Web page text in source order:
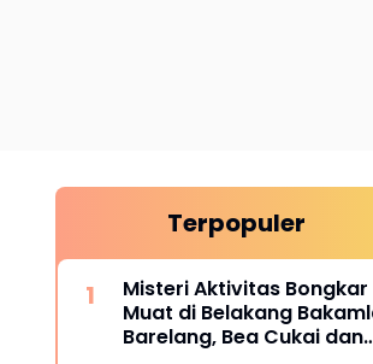
Terpopuler
Misteri Aktivitas Bongkar
Muat di Belakang
Barelang, Bea Cukai dan